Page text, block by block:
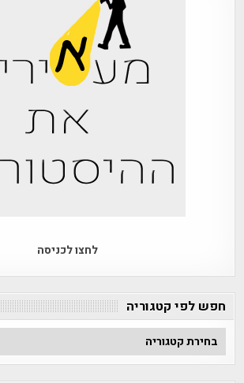
לחצו לכניסה
חפש לפי קטגוריה
חפש
לפי